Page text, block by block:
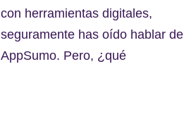
con herramientas digitales,
seguramente has oído hablar de
AppSumo. Pero, ¿qué